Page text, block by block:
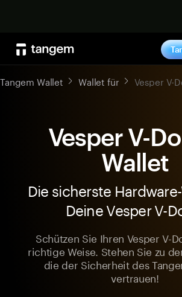
Tangem Wallet Wallet für Vesper V-
Vesper V-
Wallet
Die sicherste
Deine Vesper V-
Schützen Sie Ihren Vesper V-
richtige Weise. Stehen Sie zu
die der Sicherheit des
vertrauen!